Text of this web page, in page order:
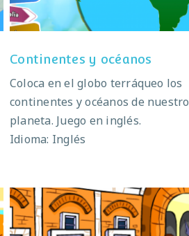
Continentes y océanos
Coloca en el globo terráqueo los
continentes y océanos de nuestro
planeta. Juego en inglés.
Idioma: Inglés